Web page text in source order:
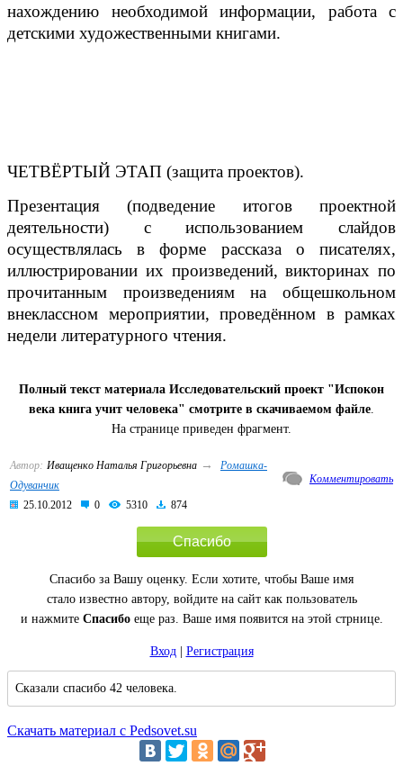
нахождению необходимой информации, работа с
детскими художественными книгами.
ЧЕТВЁРТЫЙ ЭТАП (защита проектов).
Презентация (подведение итогов проектной
деятельности) с использованием слайдов
осуществлялась в форме рассказа о писателях,
иллюстрировании их произведений, викторинах по
прочитанным произведениям на общешкольном
внеклассном мероприятии, проведённом в рамках
недели литературного чтения.
Полный текст материала Исследовательский проект "Испокон
века книга учит человека" смотрите в скачиваемом файле
На странице приведен фрагмент.
Автор: Иващенко Наталья Григорьевна →
Ромашка-
Одуванчик
25.10.2012
0 5310 874
Комментировать
Спасибо
Спасибо за Вашу оценку. Если хотите, чтобы Ваше имя
стало известно автору, войдите на сайт как пользователь
и нажмите Спасибоеще раз. Ваше имя появится на этой стрнице.
Вход| Регистрация
Сказали спасибо 42 человека.
Скачать материал с Pedsovet.su